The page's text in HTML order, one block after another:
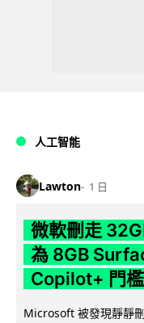
人工智能
Lawton 1 日
微軟刪走
為 8GB
Copilot+ 門
Microsoft 被發現靜靜